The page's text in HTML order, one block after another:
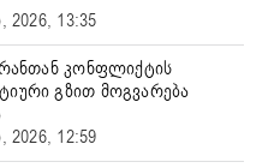
2026, 13:35
კონფლიქტის
გზით მოგვარება
2026, 12:59